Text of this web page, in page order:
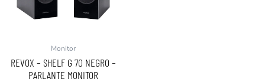
Monitor
REVOX – SHELF G 70 NEGRO –
PARLANTE MONITOR